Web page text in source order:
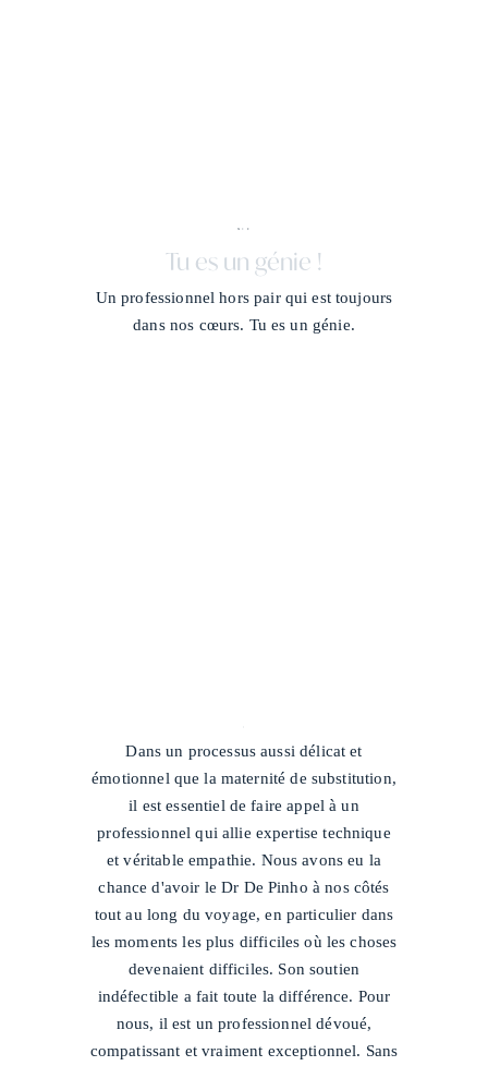
X + J
Tu es un génie !
Un professionnel hors pair qui est toujours
dans nos cœurs. Tu es un génie.
Dans un processus aussi délicat et
émotionnel que la maternité de substitution,
il est essentiel de faire appel à un
professionnel qui allie expertise technique
et véritable empathie. Nous avons eu la
chance d'avoir le Dr De Pinho à nos côtés
tout au long du voyage, en particulier dans
les moments les plus difficiles où les choses
devenaient difficiles. Son soutien
indéfectible a fait toute la différence. Pour
nous, il est un professionnel dévoué,
compatissant et vraiment exceptionnel. Sans